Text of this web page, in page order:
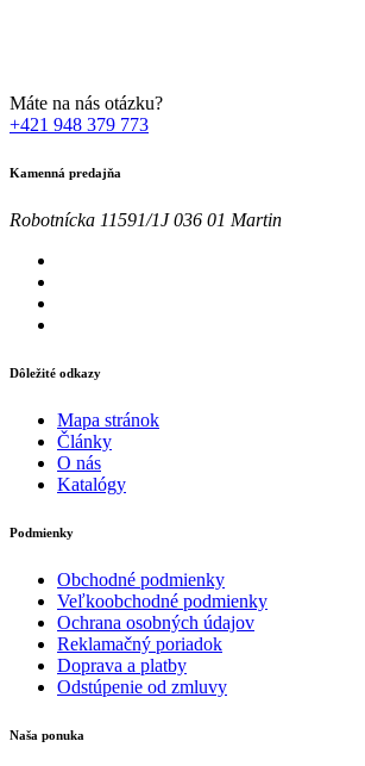
Máte na nás otázku?
+421 948 379 773
Kamenná predajňa
Robotnícka 11591/1J 036 01 Martin
Dôležité odkazy
Mapa stránok
Články
O nás
Katalógy
Podmienky
Obchodné podmienky
Veľkoobchodné podmienky
Ochrana osobných údajov
Reklamačný poriadok
Doprava a platby
Odstúpenie od zmluvy
Naša ponuka